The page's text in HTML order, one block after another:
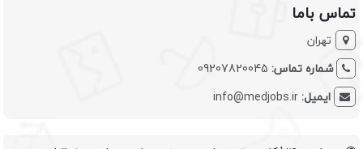
تماس باما
تهران
شماره تماس: 09207820045
ایمیل:info@medjobs.ir